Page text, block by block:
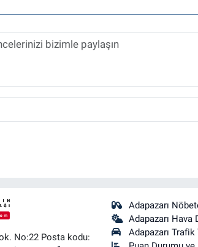
No:22 Posta kodu:
Adapazarı
Adapazarı Hava
Adapazarı